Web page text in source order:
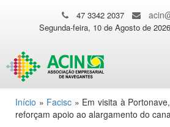
47 3342 2037
Segunda-feira, 10 de Agosto de 2026
Início » Facisc » Em visita à
reforçam apoio ao alargamento do